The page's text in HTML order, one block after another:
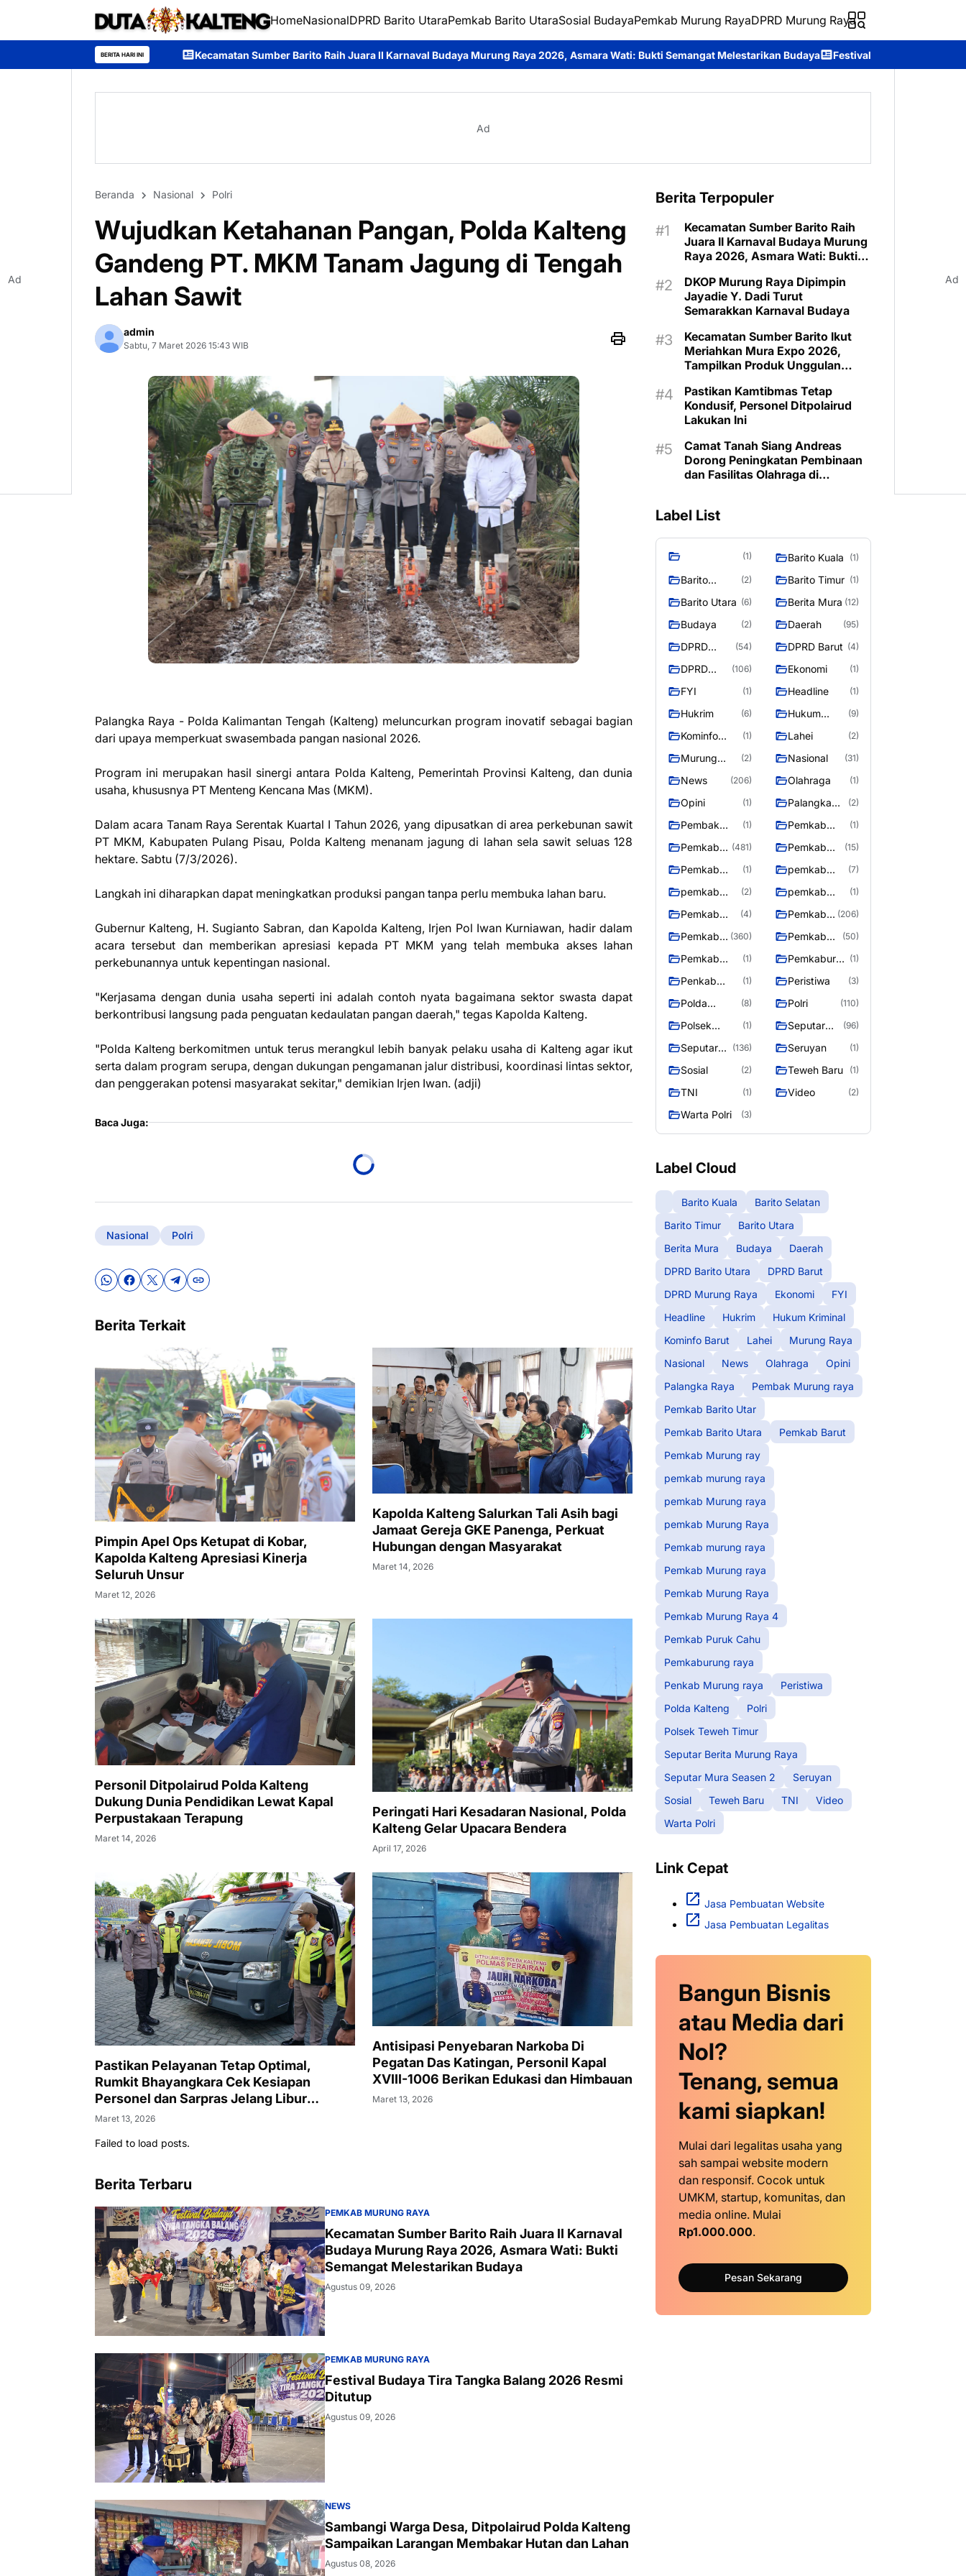
HomeNasionalDPRD Barito UtaraPemkab Barito UtaraSosial BudayaPemkab Murung RayaDPRD Murung Raya
BERITA HARI INI
Kecamatan Sumber Barito Raih Juara II Karnaval Budaya Murung Raya 2026, Asmara Wati: Bukti Semangat Melestarikan Budaya Festival Budaya Tira Tangka Balang 2026 Resmi
Ad
Beranda Nasional Polri
Wujudkan Ketahanan Pangan, Polda Kalteng
Gandeng PT. MKM Tanam Jagung di Tengah
Lahan Sawit
admin
Sabtu, 7 Maret 2026 15:43 WIB
Palangka Raya - Polda Kalimantan Tengah (Kalteng) meluncurkan program inovatif sebagai bagian
dari upaya memperkuat swasembada pangan nasional 2026.
Program ini merupakan hasil sinergi antara Polda Kalteng, Pemerintah Provinsi Kalteng, dan dunia
usaha, khususnya PT Menteng Kencana Mas (MKM).
Dalam acara Tanam Raya Serentak Kuartal I Tahun 2026, yang dipusatkan di area perkebunan sawit
PT MKM, Kabupaten Pulang Pisau, Polda Kalteng menanam jagung di lahan sela sawit seluas 128
hektare. Sabtu (7/3/2026).
Langkah ini diharapkan dapat meningkatkan produksi pangan tanpa perlu membuka lahan baru.
Gubernur Kalteng, H. Sugianto Sabran, dan Kapolda Kalteng, Irjen Pol Iwan Kurniawan, hadir dalam
acara tersebut dan memberikan apresiasi kepada PT MKM yang telah membuka akses lahan
perkebunannya untuk kepentingan nasional.
"Kerjasama dengan dunia usaha seperti ini adalah contoh nyata bagaimana sektor swasta dapat
berkontribusi langsung pada penguatan kedaulatan pangan daerah," tegas Kapolda Kalteng.
"Polda Kalteng berkomitmen untuk terus merangkul lebih banyak pelaku usaha di Kalteng agar ikut
serta dalam program serupa, dengan dukungan pengamanan jalur distribusi, koordinasi lintas sektor,
dan penggerakan potensi masyarakat sekitar," demikian Irjen Iwan. (adji)
Baca Juga:
Nasional Polri
Berita Terkait
Pimpin Apel Ops Ketupat di Kobar,
Kapolda Kalteng Apresiasi Kinerja
Seluruh Unsur
Maret 12, 2026
Kapolda Kalteng Salurkan Tali Asih bagi
Jamaat Gereja GKE Panenga, Perkuat
Hubungan dengan Masyarakat
Maret 14, 2026
Personil Ditpolairud Polda Kalteng
Dukung Dunia Pendidikan Lewat Kapal
Perpustakaan Terapung
Maret 14, 2026
Peringati Hari Kesadaran Nasional, Polda
Kalteng Gelar Upacara Bendera
April 17, 2026
Pastikan Pelayanan Tetap Optimal,
Rumkit Bhayangkara Cek Kesiapan
Personel dan Sarpras Jelang Libur
Lebaran
Maret 13, 2026
Antisipasi Penyebaran Narkoba Di
Pegatan Das Katingan, Personil Kapal
XVIII-1006 Berikan Edukasi dan Himbauan
Maret 13, 2026
Failed to load posts.
Berita Terbaru
PEMKAB MURUNG RAYA
Kecamatan Sumber Barito Raih Juara II Karnaval
Budaya Murung Raya 2026, Asmara Wati: Bukti
Semangat Melestarikan Budaya
Agustus 09, 2026
PEMKAB MURUNG RAYA
Festival Budaya Tira Tangka Balang 2026 Resmi
Ditutup
Agustus 09, 2026
NEWS
Sambangi Warga Desa, Ditpolairud Polda Kalteng
Sampaikan Larangan Membakar Hutan dan Lahan
Agustus 08, 2026
Berita Terpopuler
Kecamatan Sumber Barito Raih
Juara II Karnaval Budaya Murung
Raya 2026, Asmara Wati: Bukti
DKOP Murung Raya Dipimpin
Jayadie Y. Dadi Turut
Semarakkan Karnaval Budaya
Kecamatan Sumber Barito Ikut
Meriahkan Mura Expo 2026,
Tampilkan Produk Unggulan
Pastikan Kamtibmas Tetap
Kondusif, Personel Ditpolairud
Lakukan Ini
Camat Tanah Siang Andreas
Dorong Peningkatan Pembinaan
dan Fasilitas Olahraga di
Label List
(1) Barito Kuala (1)
Barito
(2) Barito Timur (1)
Barito Utara (6) Berita Mura (12)
Budaya (2) Daerah (95)
DPRD
Utara
(54) DPRD Barut (4)
DPRD
Raya
(106) Ekonomi (1)
FYI (1) Headline (1)
Hukrim (6)
Hukum
(9)
Kominfo
(1) Lahei (2)
Murung
(2) Nasional (31)
News (206) Olahraga (1)
Opini (1)
Palangka
(2)
Pembak
Murung raya
(1)
Pemkab
(1)
Pemkab
Utara
(481)
Pemkab
(15)
Pemkab
(1)
pemkab
(7)
pemkab
(2)
pemkab
Raya
(1)
Pemkab
murung raya
(4)
Pemkab
raya
(206)
Pemkab
Raya
(360)
Pemkab
Raya 4
(50)
Pemkab
(1)
Pemkaburun (1)
Penkab
(1) Peristiwa (3)
Polda
(8) Polri (110)
Polsek
Teweh Timur
(1)
Seputar
Murung
Raya
(96)
Seputar
Seasen 2
(136) Seruyan (1)
Sosial (2) Teweh Baru (1)
TNI (1) Video (2)
Warta Polri (3)
Label Cloud
Barito Kuala
Barito Selatan
Barito Timur
Barito Utara
Berita Mura
Budaya
Daerah
DPRD Barito Utara
DPRD Barut
DPRD Murung Raya
Ekonomi
FYI
Headline
Hukrim
Hukum Kriminal
Kominfo Barut
Lahei
Murung Raya
Nasional
News Olahraga
Opini
Palangka Raya
Pembak Murung raya
Pemkab Barito Utar
Pemkab Barito Utara
Pemkab Barut
Pemkab Murung ray
pemkab murung raya
pemkab Murung raya
pemkab Murung Raya
Pemkab murung raya
Pemkab Murung raya
Pemkab Murung Raya
Pemkab Murung Raya 4
Pemkab Puruk Cahu
Pemkaburung raya
Penkab Murung raya
Peristiwa
Polda Kalteng
Polri
Polsek Teweh Timur
Seputar Berita Murung Raya
Seputar Mura Seasen 2
Seruyan
Sosial
Teweh Baru TNI
Video
Warta Polri
Link Cepat
Jasa Pembuatan Website
Jasa Pembuatan Legalitas
Bangun Bisnis
atau Media dari
Nol?
Tenang, semua
kami siapkan!
Mulai dari legalitas usaha yang
sah sampai website modern
dan responsif. Cocok untuk
UMKM, startup, komunitas, dan
media online. Mulai
Rp1.000.000.
Pesan Sekarang
Ad Ad